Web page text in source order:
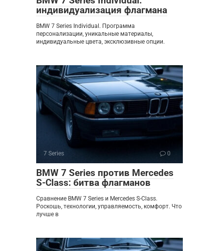
индивидуализация флагмана
BMW 7 Series Individual. Программа
персонализации, уникальные материалы,
индивидуальные цвета, эксклюзивные опции.
7 Series 0
BMW 7 Series против Mercedes
S-Class: битва флагманов
Сравнение BMW 7 Series и Mercedes S-Class.
Роскошь, технологии, управляемость, комфорт. Что
лучше в